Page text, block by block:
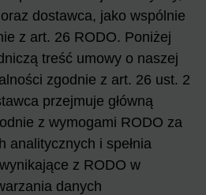
dostawca, jako wspólnie
z art. 26 RODO. Poniżej
treść umowy o naszej
zgodnie z art. 26 ust. 2
przejmuje główną
z wymogami RODO za
analitycznych i spełnia
z RODO w
danych